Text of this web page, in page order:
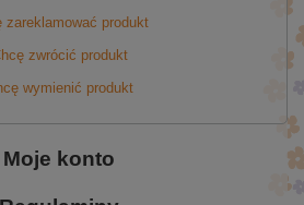
zareklamować produkt
zwrócić produkt
wymienić produkt
Moje konto